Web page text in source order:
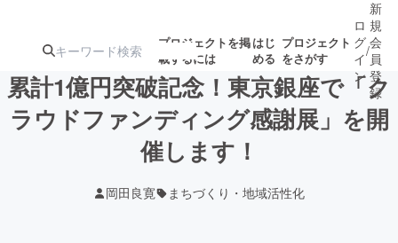
プロジェクトを掲
載するには
はじ
める
プロジェクト
をさがす
注目の新着プロ募集終了が近いプ
ロジェクト
ロ
グ
イ
ン
/
新
規
会
員
登
録
累計1億円突破記念！東京銀座で「ク
ラウドファンディング感謝展」を開
催します！
岡田良寛 まちづくり・地域活性化